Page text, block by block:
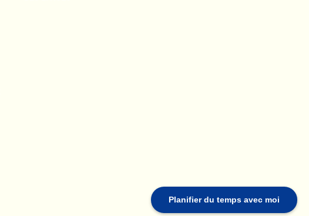
Planifier du temps avec moi